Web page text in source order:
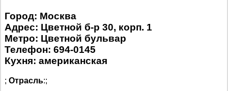
Город: Москва
Адрес: Цветной б-р 30, корп. 1
Метро: Цветной бульвар
Телефон: 694-0145
Кухня: американская
; Отрасль:;